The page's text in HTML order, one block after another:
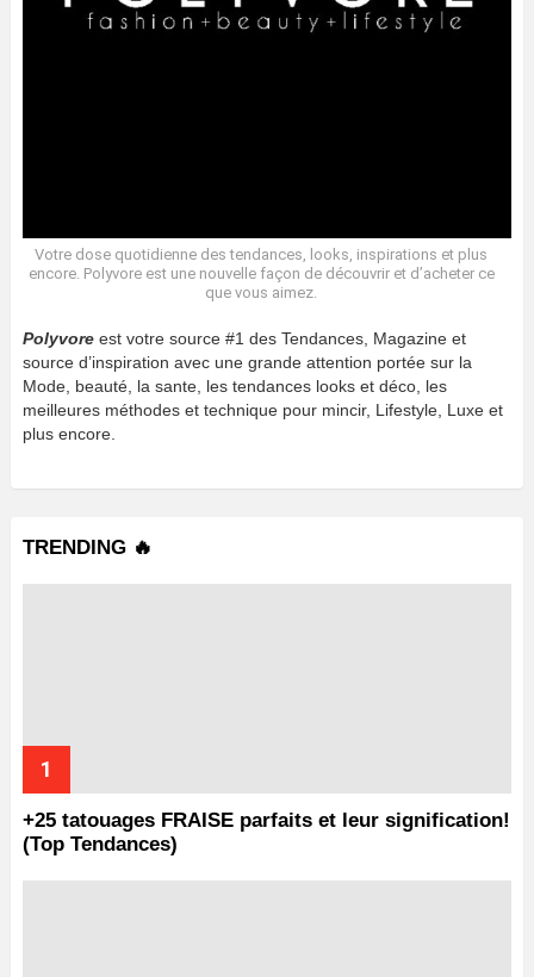
Votre dose quotidienne des tendances, looks, inspirations et plus
encore. Polyvore est une nouvelle façon de découvrir et d’acheter ce
que vous aimez.
Polyvore est votre source #1 des Tendances, Magazine et
source d’inspiration avec une grande attention portée sur la
Mode, beauté, la sante, les tendances looks et déco, les
meilleures méthodes et technique pour mincir, Lifestyle, Luxe et
plus encore.
TRENDING 🔥
+25 tatouages ​​FRAISE parfaits et leur signification!
(Top Tendances)